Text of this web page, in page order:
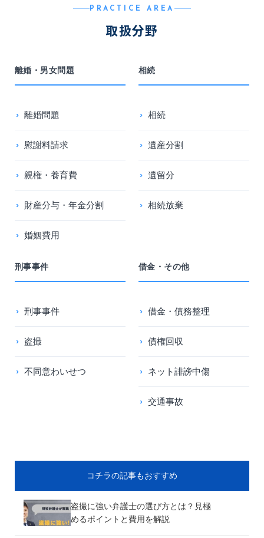
PRACTICE AREA
取扱分野
離婚・男女問題
離婚問題
慰謝料請求
親権・養育費
財産分与・年金分割
婚姻費用
相続
相続
遺産分割
遺留分
相続放棄
刑事事件
刑事事件
盗撮
不同意わいせつ
借金・その他
借金・債務整理
債権回収
ネット誹謗中傷
交通事故
コチラの記事もおすすめ
盗撮に強い弁護士の選び方とは？見極
めるポイントと費用を解説